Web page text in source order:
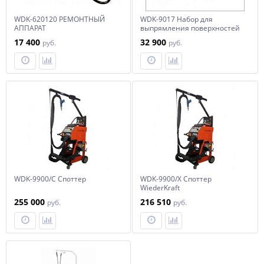
WDK-620120 РЕМОНТНЫЙ
АППАРАТ
17 400 руб.
WDK-9017 Набор для
выпрямления поверхностей
32 900 руб.
WDK-9900/C Споттер
255 000 руб.
WDK-9900/X Споттер
WiederKraft
216 510 руб.